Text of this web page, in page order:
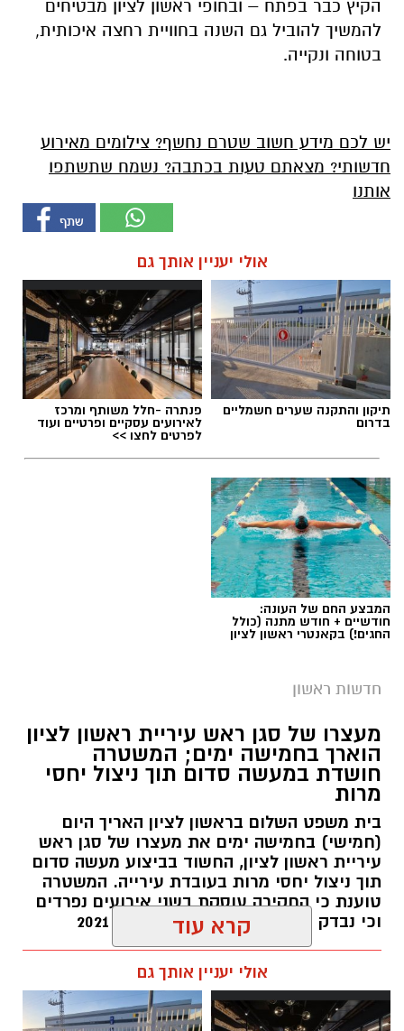
הקיץ כבר בפתח – ובחופי ראשון לציון מבטיחים
להמשיך להוביל גם השנה בחוויית רחצה איכותית,
בטוחה ונקייה.
יש לכם מידע חשוב שטרם נחשף? צילומים מאירוע
חדשותי? מצאתם טעות בכתבה? נשמח שתשתפו
אותנו
אולי יעניין אותך גם
תיקון והתקנה שערים חשמליים
בדרום
פנתרה -חלל משותף ומרכז
לאירועים עסקיים ופרטיים ועוד
לפרטים לחצו >>
המבצע החם של העונה:
חודשיים + חודש מתנה (כולל
החגים!) בקאנטרי ראשון לציון
חדשות ראשון
מעצרו של סגן ראש עיריית ראשון לציון
הוארך בחמישה ימים; המשטרה
חושדת במעשה סדום תוך ניצול יחסי
מרות
בית משפט השלום בראשון לציון האריך היום
(חמישי) בחמישה ימים את מעצרו של סגן ראש
עיריית ראשון לציון, החשוד בביצוע מעשה סדום
תוך ניצול יחסי מרות בעובדת עירייה. המשטרה
טוענת כי החקירה עוסקת בשני אירועים נפרדים
וכי נבדק חשד למקרים נוספים משנת 2021
קרא עוד
אולי יעניין אותך גם